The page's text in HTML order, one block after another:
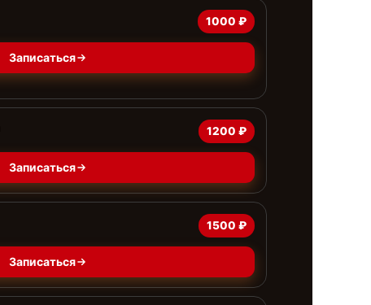
1000 ₽
Записаться
1200 ₽
Записаться
1500 ₽
Записаться